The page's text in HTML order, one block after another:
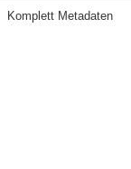
Komplett Metadaten